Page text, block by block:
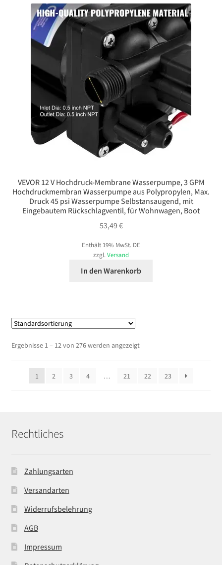
VEVOR 12 V Hochdruck-Membrane Wasserpumpe, 3 GPM
Hochdruckmembran Wasserpumpe aus Polypropylen, Max.
Druck 45 psi Wasserpumpe Selbstansaugend, mit
Eingebautem Rückschlagventil, für Wohnwagen, Boot
53,49 €
Enthält 19% MwSt. DE
zzgl.Versand
In den Warenkorb
Ergebnisse 1 – 12 von 276 werden angezeigt
1 2 3 4 … 21 22 23
Rechtliches
Zahlungsarten
Versandarten
Widerrufsbelehrung
AGB
Impressum